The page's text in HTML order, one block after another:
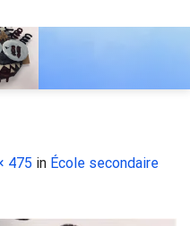
475 in École secondaire